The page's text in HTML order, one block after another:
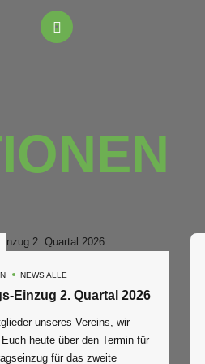
NEWS ALLE
Beitrags-Einzug 2. Quartal 2026
unseres Vereins, wir
heute über den Termin für
für das zweite